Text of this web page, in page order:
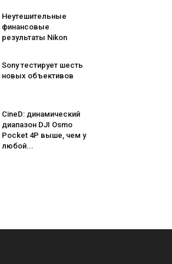
Неутешительные
финансовые
результаты Nikon
Sony тестирует шесть
новых объективов
CineD: динамический
диапазон DJI Osmo
Pocket 4P выше, чем у
любой...